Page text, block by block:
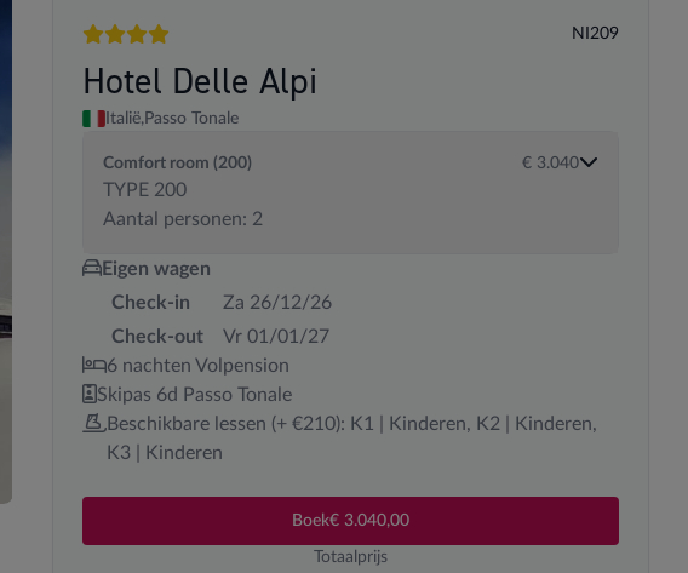
wijzigen.
verschillende transportopties
4 sterren
NI209
Hotel Delle Alpi
Italië, Passo Tonale
Comfort room (200)
TYPE 200
Aantal personen: 2
€ 3.040
Eigen wagen
Check-in
Za 26/12/26
Check-out
Vr 01/01/27
6 nachten Volpension
Skipas 6d Passo Tonale
Beschikbare lessen (+ €210): K1 | Kinderen, K2 | Kinderen,
K3 | Kinderen
Boek€ 3.040,00
Totaalprijs